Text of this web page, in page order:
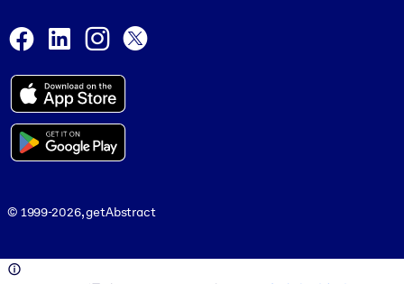
Facebook
LinkedInInstagram
© 1999-2026, getAbstract